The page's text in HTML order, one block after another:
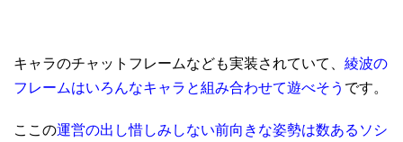
キャラのチャットフレームなども実装されていて、 綾波の
フレームはいろんなキャラと組み合わせて遊べそう です。
ここの運営の出し惜しみしない前向きな姿勢は数あるソシ